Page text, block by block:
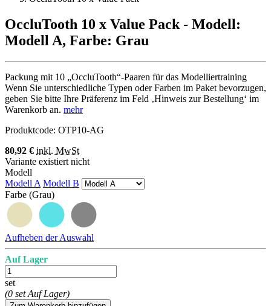
OccluTooth 10 x Value Pack - Modell:
Modell A, Farbe: Grau
Packung mit 10 „OccluTooth“-Paaren für das Modelliertraining
Wenn Sie unterschiedliche Typen oder Farben im Paket bevorzugen,
geben Sie bitte Ihre Präferenz im Feld ‚Hinweis zur Bestellung‘ im
Warenkorb an. mehr
Produktcode: OTP10-AG
80,92 € inkl. MwSt
Variante existiert nicht
Modell
Modell A Modell B
Farbe (Grau)
Aufheben der Auswahl
Auf Lager
set
(0 set Auf Lager)